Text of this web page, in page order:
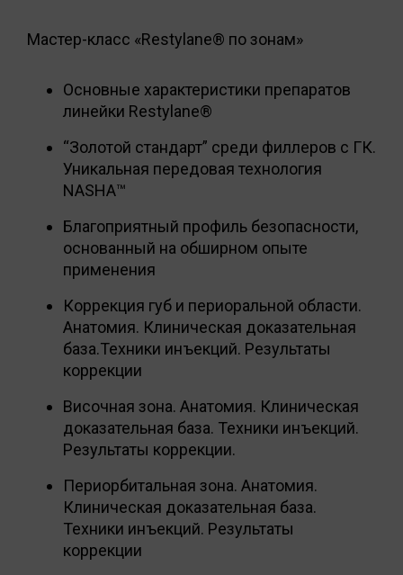
Мастер-класс «Restylane® по зонам»
Основные характеристики препаратов
линейки Restylane®
“Золотой стандарт” среди филлеров с ГК.
Уникальная передовая технология
NASHA™
Благоприятный профиль безопасности,
основанный на обширном опыте
применения
Коррекция губ и периоральной области.
Анатомия. Клиническая доказательная
база.Техники инъекций. Результаты
коррекции
Височная зона. Анатомия. Клиническая
доказательная база. Техники инъекций.
Результаты коррекции.
Периорбитальная зона. Анатомия.
Клиническая доказательная база.
Техники инъекций. Результаты
коррекции